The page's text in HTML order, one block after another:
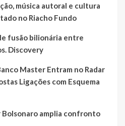
música autoral e cultura
no Riacho Fundo
fusão bilionária entre
Discovery
Master Entram no Radar
Ligações com Esquema
Bolsonaro amplia confronto